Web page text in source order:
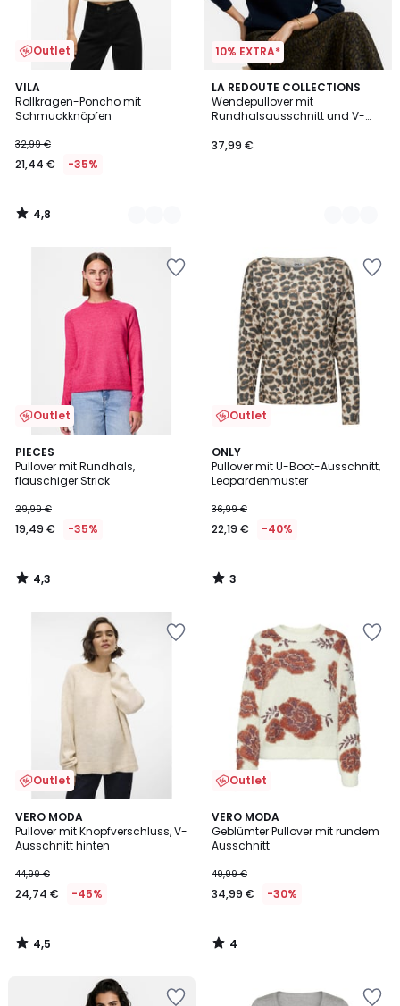
Outlet
VILA
Rollkragen-Poncho mit
Schmuckknöpfen
32,99 €
21,44 € -35%
4,8
/ 5
2
Farben
4,8
/
10% EXTRA*
LA REDOUTE COLLECTIONS
Wendepullover mit
Rundhalsausschnitt und V-
37,99 €
4
Farben
Outlet
PIECES
Pullover mit Rundhals,
flauschiger Strick
29,99 €
19,49 € -35%
4,3
/ 5
4,3
/
Outlet
ONLY
Pullover mit U-Boot-Ausschnitt,
Leopardenmuster
36,99 €
22,19 € -40%
3
/
5
3
/
Outlet
VERO MODA
Pullover mit Knopfverschluss, V-
Ausschnitt hinten
44,99 €
24,74 € -45%
4,5
/ 5
4,5
/
Outlet
VERO MODA
Geblümter Pullover mit rundem
Ausschnitt
49,99 €
34,99 € -30%
4
/
5
4
/